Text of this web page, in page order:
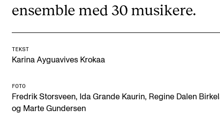
Publikasjoner
INTERNASJONALT
Utveksling
Samarbeidsprosjekter
ensemble med 30 musikere.
TEKST
Karina Ayguavives Krokaa
FOTO
Fredrik Storsveen, Ida Grande Kaurin, Regine Dalen
og Marte Gundersen